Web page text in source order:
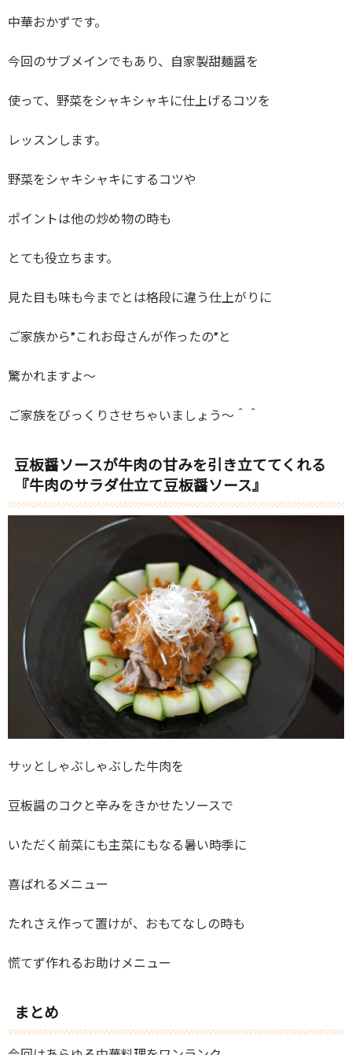
中華おかずです。
今回のサブメインでもあり、自家製甜麺醤を
使って、野菜をシャキシャキに仕上げるコツを
レッスンします。
野菜をシャキシャキにするコツや
ポイントは他の炒め物の時も
とても役立ちます。
見た目も味も今までとは格段に違う仕上がりに
ご家族から”これお母さんが作ったの”と
驚かれますよ～
ご家族をびっくりさせちゃいましょう～＾＾
豆板醤ソースが牛肉の甘みを引き立ててくれる
『牛肉のサラダ仕立て豆板醤ソース』
サッとしゃぶしゃぶした牛肉を
豆板醤のコクと辛みをきかせたソースで
いただく前菜にも主菜にもなる暑い時季に
喜ばれるメニュー
たれさえ作って置けが、おもてなしの時も
慌てず作れるお助けメニュー
まとめ